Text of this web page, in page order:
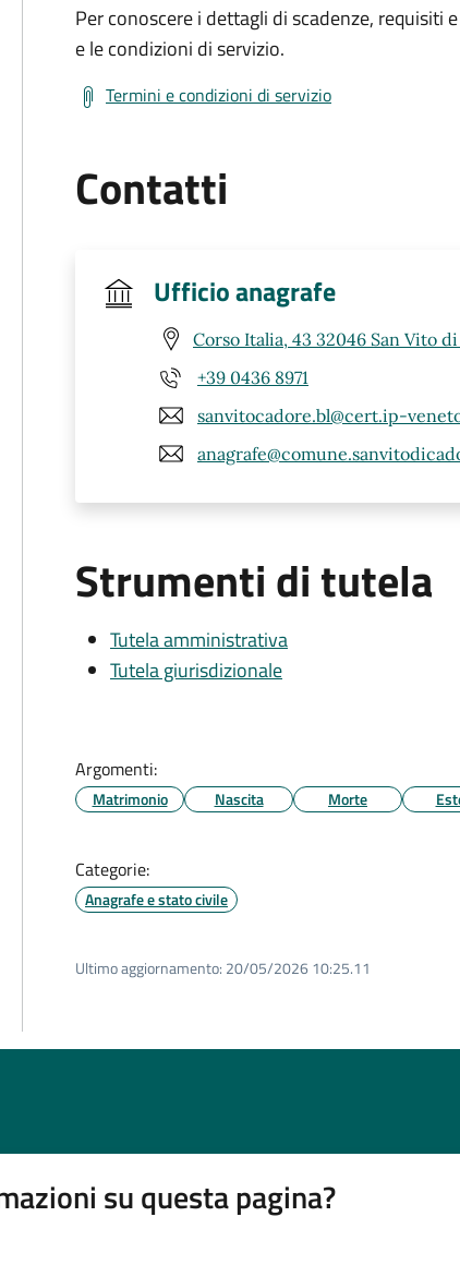
Per conoscere i dettagli di scadenze,
e le condizioni di servizio.
Termini e condizioni di servizio
Contatti
Ufficio anagrafe
Corso Italia, 43 32046 San Vito
+39 0436 8971
sanvitocadore.bl@cert.ip-
Strumenti di tutela
Tutela amministrativa
Tutela giurisdizionale
Argomenti:
Matrimonio Nascita Morte
Categorie:
Anagrafe e stato civile
Ultimo aggiornamento: 20/05/2026 10:25.11
su questa pagina?